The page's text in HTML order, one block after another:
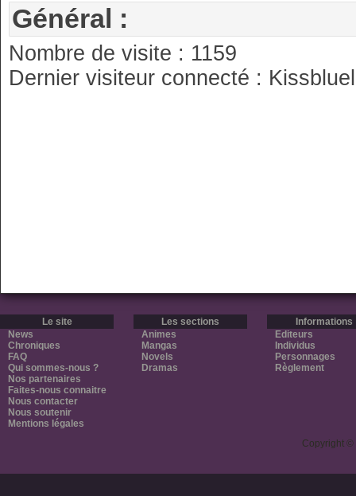
Général :
Nombre de visite : 1159
Dernier visiteur connecté :
Le site
News
Chroniques
FAQ
Qui sommes-nous ?
Nos partenaires
Faites-nous connaitre
Nous contacter
Nous soutenir
Mentions légales
Les sections
Animes
Mangas
Novels
Dramas
Informations
Editeurs
Individus
Personnages
Règlement
Copyright ©